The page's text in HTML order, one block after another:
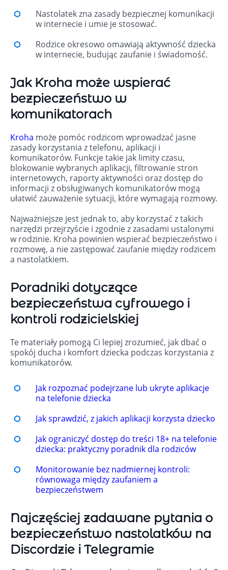
Nastolatek zna zasady bezpiecznej komunikacji
w internecie i umie je stosować.
Rodzice okresowo omawiają aktywność dziecka
w internecie, budując zaufanie i świadomość.
Jak Kroha może wspierać
bezpieczeństwo w
komunikatorach
Kroha może pomóc rodzicom wprowadzać jasne
zasady korzystania z telefonu, aplikacji i
komunikatorów. Funkcje takie jak limity czasu,
blokowanie wybranych aplikacji, filtrowanie stron
internetowych, raporty aktywności oraz dostęp do
informacji z obsługiwanych komunikatorów mogą
ułatwić zauważenie sytuacji, które wymagają rozmowy.
Najważniejsze jest jednak to, aby korzystać z takich
narzędzi przejrzyście i zgodnie z zasadami ustalonymi
w rodzinie. Kroha powinien wspierać bezpieczeństwo i
rozmowę, a nie zastępować zaufanie między rodzicem
a nastolatkiem.
Poradniki dotyczące
bezpieczeństwa cyfrowego i
kontroli rodzicielskiej
Te materiały pomogą Ci lepiej zrozumieć, jak dbać o
spokój ducha i komfort dziecka podczas korzystania z
komunikatorów.
Jak rozpoznać podejrzane lub ukryte aplikacje
na telefonie dziecka
Jak sprawdzić, z jakich aplikacji korzysta dziecko
Jak ograniczyć dostęp do treści 18+ na telefonie
dziecka: praktyczny poradnik dla rodziców
Monitorowanie bez nadmiernej kontroli:
równowaga między zaufaniem a
bezpieczeństwem
Najczęściej zadawane pytania o
bezpieczeństwo nastolatków na
Discordzie i Telegramie